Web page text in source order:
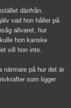
därifrån.
vad hon håller på
allvaret, hur
hon kanske
vill hon inte.
närmare på hur det är
som ligger